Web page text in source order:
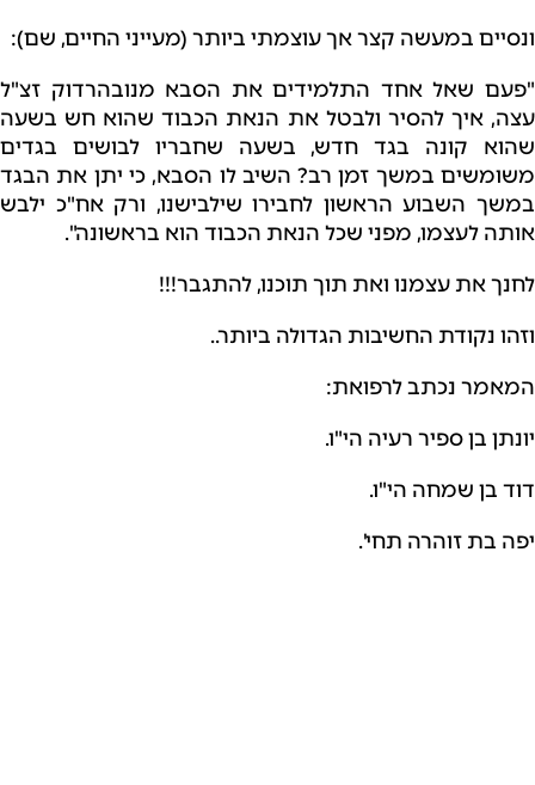
ונסיים במעשה קצר אך עוצמתי ביותר (מעייני החיים, שם):
"פעם שאל אחד התלמידים את הסבא מנובהרדוק זצ"ל
עצה, איך להסיר ולבטל את הנאת הכבוד שהוא חש בשעה
שהוא קונה בגד חדש, בשעה שחבריו לבושים בגדים
משומשים במשך זמן רב? השיב לו הסבא, כי יתן את הבגד
במשך השבוע הראשון לחבירו שילבישנו, ורק אח"כ ילבש
אותה לעצמו, מפני שכל הנאת הכבוד הוא בראשונה".
לחנך את עצמנו ואת תוך תוכנו, להתגבר!!!
וזהו נקודת החשיבות הגדולה ביותר..
המאמר נכתב לרפואת:
יונתן בן ספיר רעיה הי"ו.
דוד בן שמחה הי"ו.
יפה בת זוהרה תחי'.